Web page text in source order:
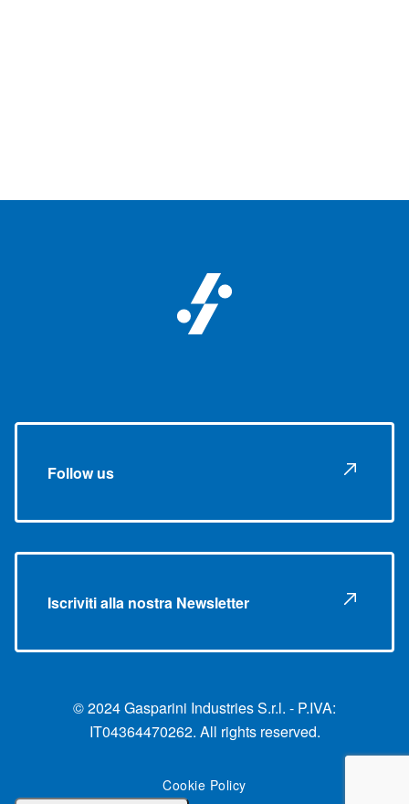
Follow us
Iscriviti alla nostra Newsletter
© 2024 Gasparini Industries S.r.l. - P.IVA:
IT04364470262. All rights reserved.
Cookie Policy